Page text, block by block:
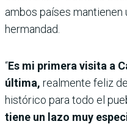
ambos países mantienen
hermandad.
“Es mi primera visita a
última, realmente feliz
histórico para todo el
tiene un lazo muy